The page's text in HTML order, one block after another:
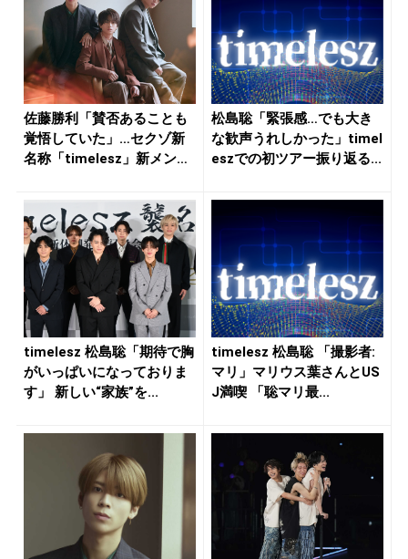
佐藤勝利「賛否あることも
覚悟していた」…セクゾ新
名称「timelesz」新メン
松島聡「緊張感…でも大き
な歓声うれしかった」timel
eszでの初ツアー振り返る...
timelesz 松島聡「期待で胸
がいっぱいになっておりま
す」 新しい“家族”を...
timelesz 松島聡 「撮影者:
マリ」マリウス葉さんとUS
J満喫 「聡マリ最...